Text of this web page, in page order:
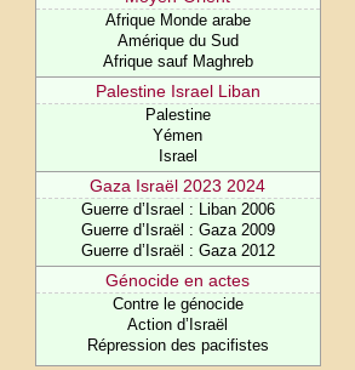
Afrique Monde arabe
Amérique du Sud
Afrique sauf Maghreb
Palestine Israel Liban
Palestine
Yémen
Israel
Gaza Israël 2023 2024
Guerre d’Israel : Liban 2006
Guerre d’Israël : Gaza 2009
Guerre d’Israël : Gaza 2012
Génocide en actes
Contre le génocide
Action d’Israël
Répression des pacifistes